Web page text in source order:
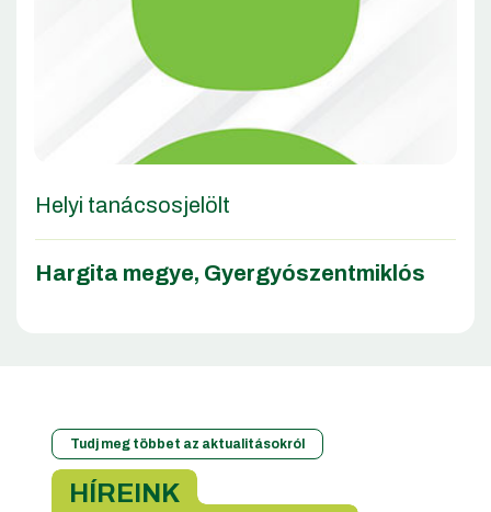
Helyi tanácsosjelölt
Hargita megye, Gyergyószentmiklós
HÍREINK
Tudj meg többet az aktualitásokról